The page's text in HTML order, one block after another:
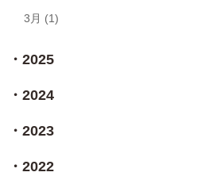
3月 (1)
2025
2024
2023
2022